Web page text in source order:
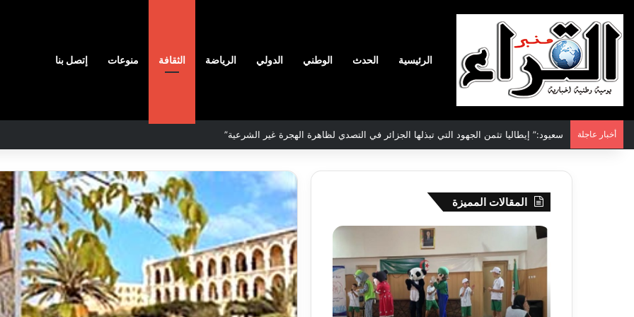
الرئيسية الحدث الوطني الدولي الرياضة الثقافة منوعات إتصل بنا
أخبار عاجلة الاتفاقية الأممية بشأن تغير المناخ :الجزائر تودع مساهمتها الوطنية المحددة لسنة 2026
المقالات المميزة
جيجل:
انطلاق
المخيم
لفائدة
2026-08-03
نادي
وفاق
سطيف
يضم
المدافع
شمس